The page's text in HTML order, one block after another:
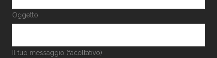
Oggetto
Il tuo messaggio (facoltativo)